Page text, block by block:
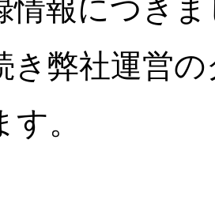
情報につき
き弊社運営
。